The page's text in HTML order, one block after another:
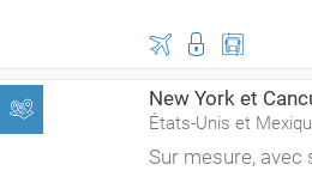
New York et
États-Unis et
Sur mesure, avec